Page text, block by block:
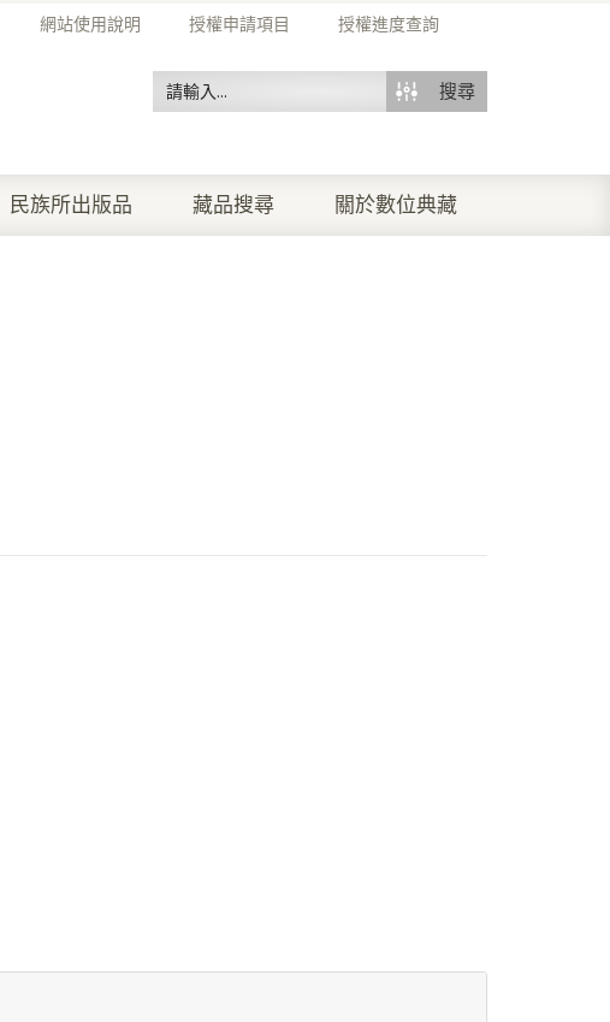
網站使用說明 授權申請項目 授權進度查詢
搜尋
民族所出版品 藏品搜尋 關於數位典藏